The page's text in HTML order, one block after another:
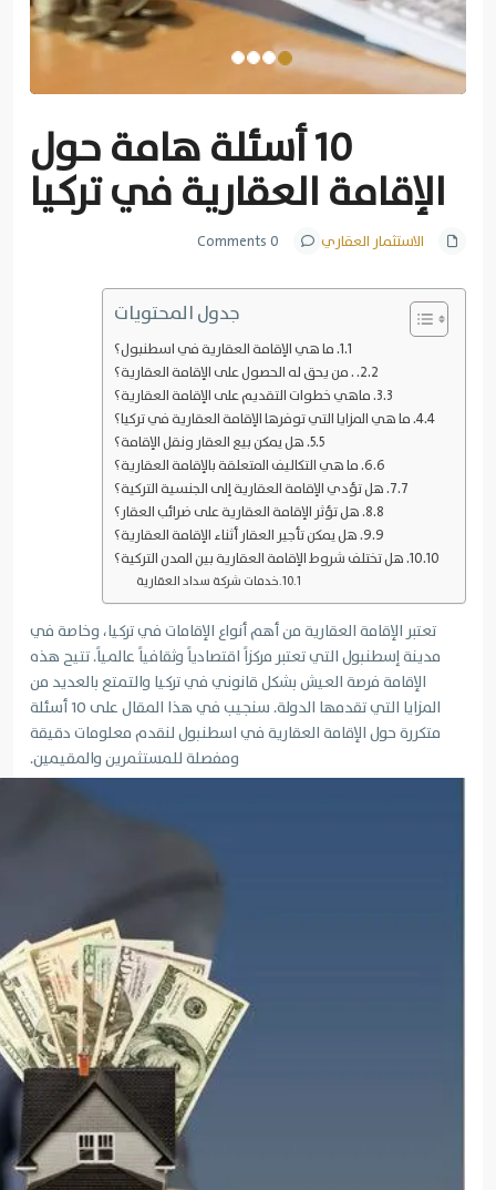
10 أسئلة هامة حول
الإقامة العقارية في تركيا
الاستثمار العقاري
جدول المحتويات
1. ما هي الإقامة العقارية في اسطنبول؟
2. . من يحق له الحصول على الإقامة العقارية؟
3. ماهي خطوات التقديم على الإقامة العقارية؟
4. ما هي المزايا التي توفرها الإقامة العقارية في تركيا؟
5. هل يمكن بيع العقار ونقل الإقامة؟
6. ما هي التكاليف المتعلقة بالإقامة العقارية؟
7. هل تؤدي الإقامة العقارية إلى الجنسية التركية؟
8. هل تؤثر الإقامة العقارية على ضرائب العقار؟
9. هل يمكن تأجير العقار أثناء الإقامة العقارية؟
10. هل تختلف شروط الإقامة العقارية بين المدن التركية؟
خدمات شركة سداد العقارية
تعتبر الإقامة العقارية من أهم أنواع الإقامات في تركيا، وخاصة في
مدينة إسطنبول التي تعتبر مركزاً اقتصادياً وثقافياً عالمياً. تتيح هذه
الإقامة فرصة العيش بشكل قانوني في تركيا والتمتع بالعديد من
المزايا التي تقدمها الدولة. سنجيب في هذا المقال على 10 أسئلة
متكررة حول الإقامة العقارية في اسطنبول لنقدم معلومات دقيقة
ومفصلة للمستثمرين والمقيمين.